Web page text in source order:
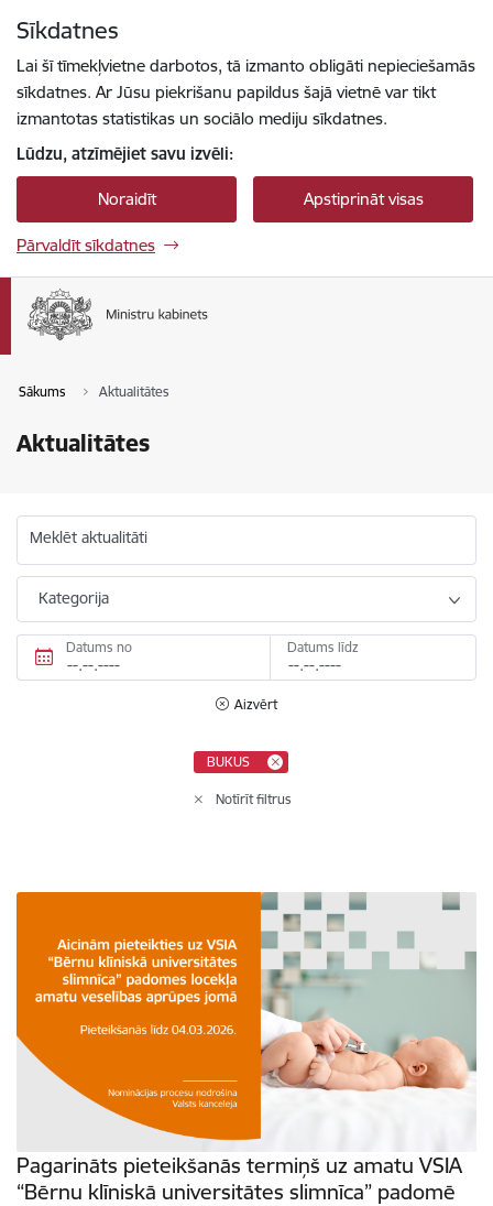
Sīkdatnes
Lai šī tīmekļvietne darbotos, tā izmanto obligāti nepieciešamās
sīkdatnes. Ar Jūsu piekrišanu papildus šajā vietnē var tikt
izmantotas statistikas un sociālo mediju sīkdatnes.
Lūdzu, atzīmējiet savu izvēli:
Noraidīt Apstiprināt visas
Pārvaldīt sīkdatnes
Sākums Aktualitātes
Aktualitātes
Meklēt aktualitāti
Kategorija
Datums no Datums līdz
Aizvērt
BUKUS
Notīrīt filtrus
Pagarināts pieteikšanās termiņš uz amatu VSIA
“Bērnu klīniskā universitātes slimnīca” padomē